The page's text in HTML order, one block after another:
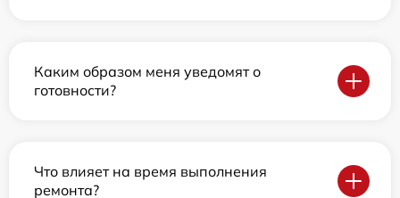
Каким образом меня уведомят о
готовности?
Что влияет на время выполнения
ремонта?